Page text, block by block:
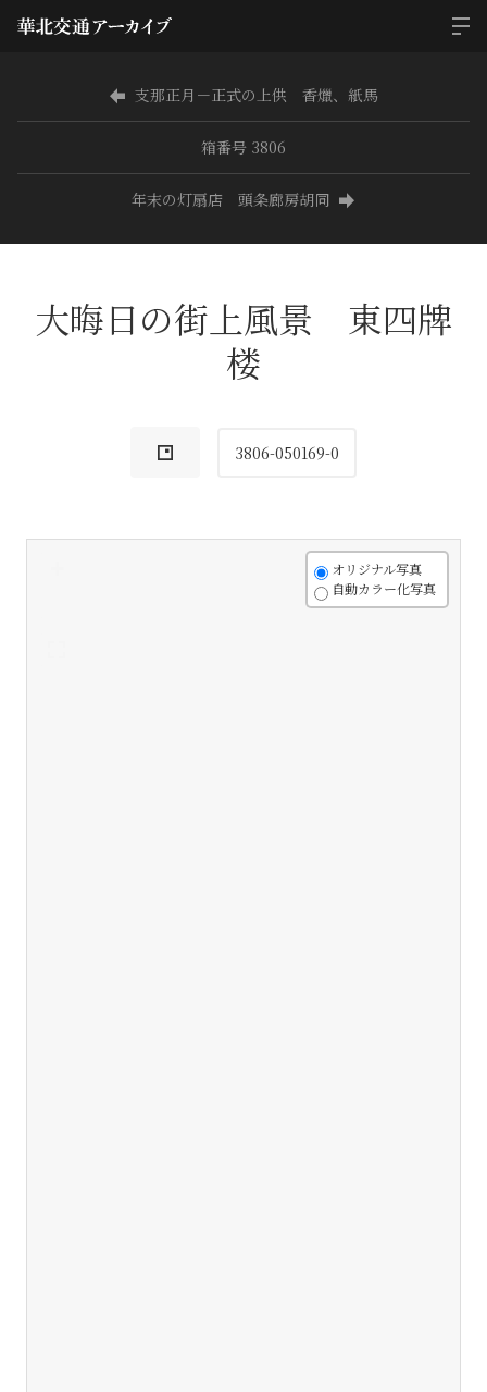
支那正月－正式の上供 香爉、紙馬
箱番号 3806
年末の灯扇店 頭条廊房胡同
大晦日の街上風景 東四牌
楼
3806-050169-0
オリジナル写真
自動カラー化写真